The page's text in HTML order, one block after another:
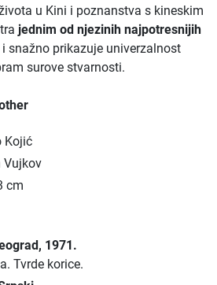
u Kini i poznanstva s kineskim
jednim od njezinih najpotresnijih
i snažno prikazuje univerzalnost
surove stvarnosti.
Kojić
Vujkov
cm
, 1971.
Tvrde korice.